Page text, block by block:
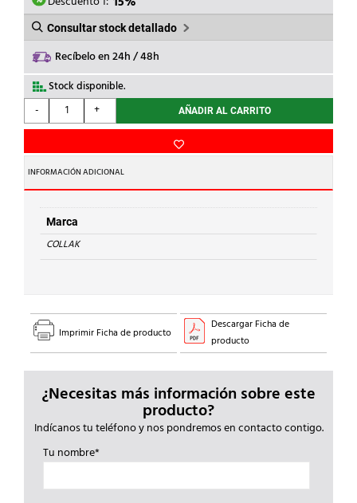
Consultar stock detallado
Recíbelo en 24h / 48h
Stock disponible.
-
COLLAK
-
PARA
COQUILLA
15x50mm
NEGRO
cantidad
+ AÑADIR AL CARRITO
INFORMACIÓN ADICIONAL
Marca
COLLAK
Imprimir Ficha de producto
Descargar Ficha de
producto
¿Necesitas más información sobre este
producto?
Indícanos tu teléfono y nos pondremos en contacto contigo.
Tu nombre*